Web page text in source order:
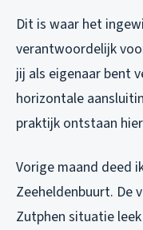
Dit is waar het
verantwoordelijk
jij als eigenaar bent
horizontale
praktijk ontstaan
Vorige maand deed
Zeeheldenbuurt. De
Zutphen situatie